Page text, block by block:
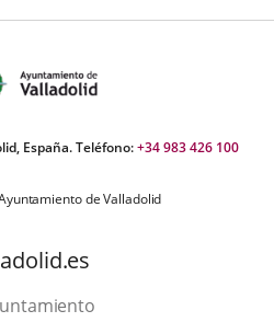
España. Teléfono:+34 983 426 100
de Valladolid